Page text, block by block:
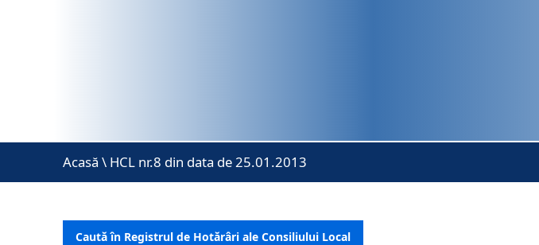
Acasă \ HCL nr.8 din data de 25.01.2013
Caută în Registrul de Hotărâri ale Consiliului Local